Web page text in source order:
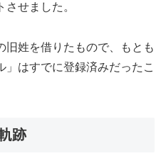
せました。
旧姓を借りたもので、もとも
」はすでに登録済みだったこ
跡